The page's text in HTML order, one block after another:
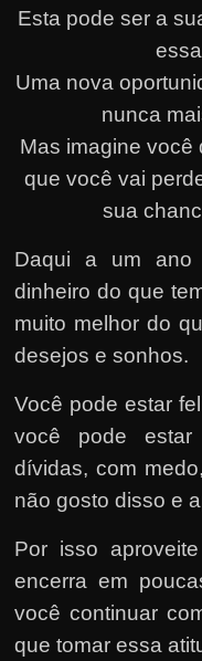
Esta pode ser a
Uma nova
nunca
Mas imagine você
que você vai
sua
Daqui a um ano
dinheiro do que
muito melhor do
desejos e sonhos.
Você pode estar
você pode
dívidas, com
não gosto disso e
Por isso
encerra em
você continuar
que tomar essa